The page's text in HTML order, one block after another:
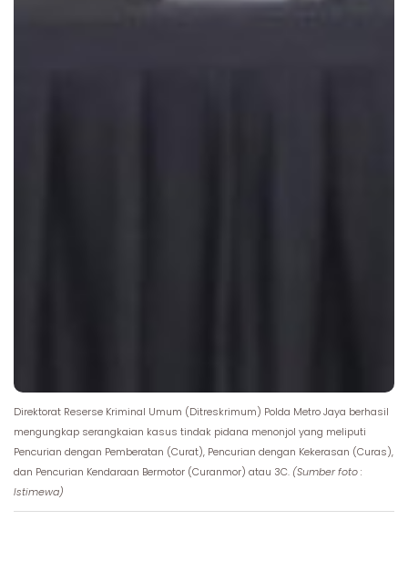
Direktorat Reserse Kriminal Umum (Ditreskrimum) Polda Metro Jaya berhasil
mengungkap serangkaian kasus tindak pidana menonjol yang meliputi
Pencurian dengan Pemberatan (Curat), Pencurian dengan Kekerasan (Curas),
dan Pencurian Kendaraan Bermotor (Curanmor) atau 3C. (Sumber foto :
Istimewa)